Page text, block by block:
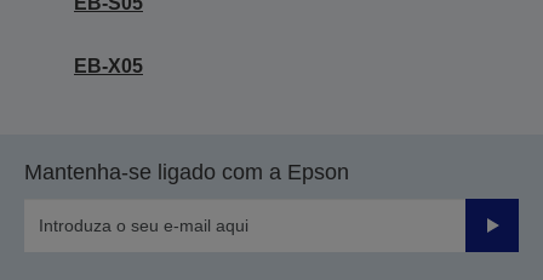
EB-X05
Mantenha-se ligado com a Epson
Enviar